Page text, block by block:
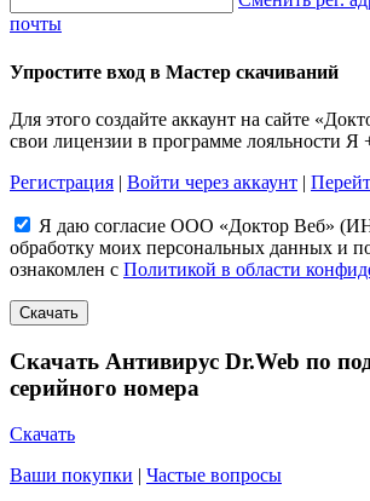
почты
Упростите вход в Мастер скачиваний
Для этого создайте аккаунт на сайте
свои лицензии в программе лояльности Я
Регистрация | Войти через аккаунт |
Я даю согласие ООО «Доктор Веб»
обработку моих персональных данных и
ознакомлен с Политикой в области
Скачать
Скачать Антивирус Dr.Web по
серийного номера
Скачать
Ваши покупки | Частые вопросы